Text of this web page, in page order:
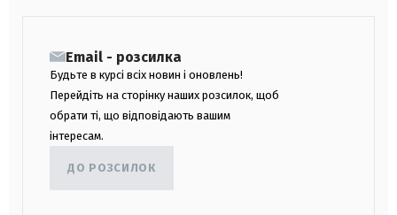
Email - розсилка
Будьте в курсі всіх новин і оновлень!
Перейдіть на сторінку наших розсилок, щоб
обрати ті, що відповідають вашим
інтересам.
ДО РОЗСИЛОК